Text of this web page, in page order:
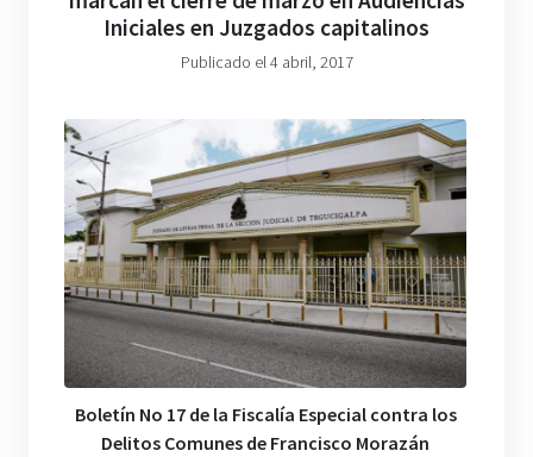
Iniciales en Juzgados capitalinos
Publicado el 4 abril, 2017
Boletín No 17 de la Fiscalía Especial contra los
Delitos Comunes de Francisco Morazán